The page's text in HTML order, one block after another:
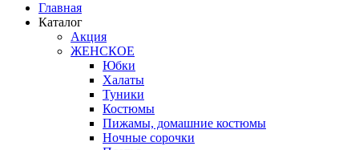
Главная
Каталог
Акция
ЖЕНСКОЕ
Юбки
Халаты
Туники
Костюмы
Пижамы, домашние костюмы
Ночные сорочки